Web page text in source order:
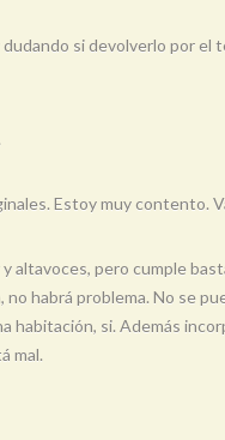
si devolverlo por el
Estoy muy contento.
altavoces, pero cumple
habrá problema. No se
si. Además
mal.